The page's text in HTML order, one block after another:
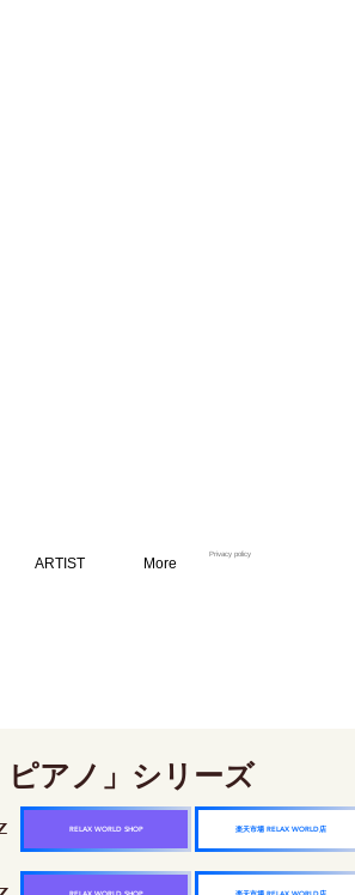
ARTIST More
Privacy policy
アノ」シリーズ
楽天市場 RELAX WORLD店
RELAX WORLD SHOP